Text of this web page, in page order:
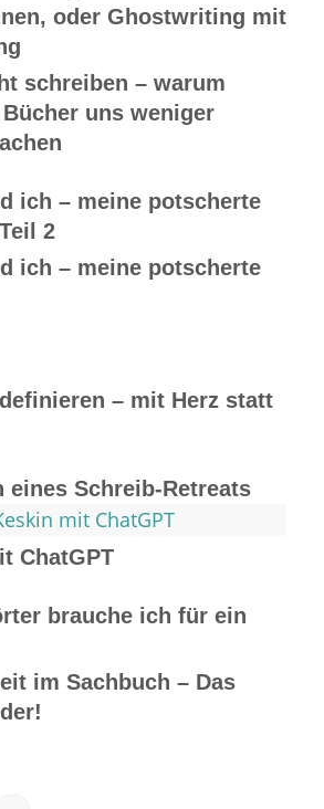
oder Ghostwriting mit
schreiben – warum
uns weniger
ich – meine potscherte
2
ich – meine potscherte
– mit Herz statt
eines Schreib-Retreats
ChatGPT
brauche ich für ein
im Sachbuch – Das